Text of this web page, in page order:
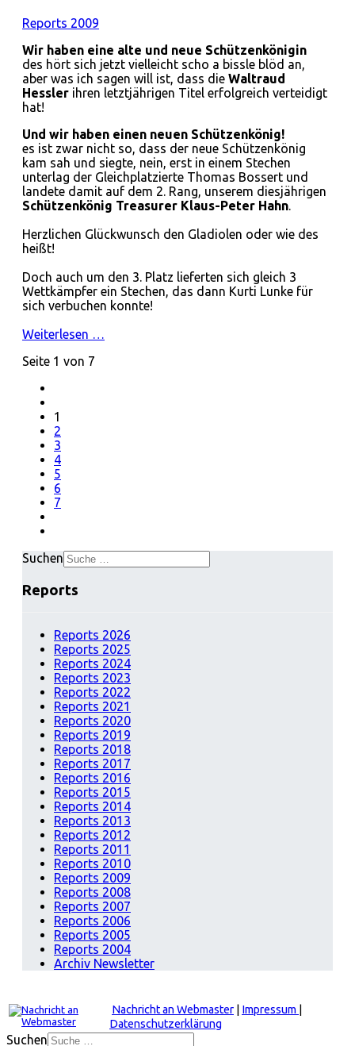
Reports 2009
Wir haben eine alte und neue Schützenkönigin
des hört sich jetzt vielleicht scho a bissle blöd an,
aber was ich sagen will ist, dass die Waltraud
Hessler ihren letztjährigen Titel erfolgreich verteidigt
hat!
Und wir haben einen neuen Schützenkönig!
es ist zwar nicht so, dass der neue Schützenkönig
kam sah und siegte, nein, erst in einem Stechen
unterlag der Gleichplatzierte Thomas Bossert und
landete damit auf dem 2. Rang, unserem diesjährigen
Schützenkönig Treasurer Klaus-Peter Hahn
Herzlichen Glückwunsch den Gladiolen oder wie des
heißt!
Doch auch um den 3. Platz lieferten sich gleich 3
Wettkämpfer ein Stechen, das dann Kurti Lunke für
sich verbuchen konnte!
Weiterlesen …
Seite 1 von 7
1
2
3
4
5
6
7
Suchen
Reports
Reports 2026
Reports 2025
Reports 2024
Reports 2023
Reports 2022
Reports 2021
Reports 2020
Reports 2019
Reports 2018
Reports 2017
Reports 2016
Reports 2015
Reports 2014
Reports 2013
Reports 2012
Reports 2011
Reports 2010
Reports 2009
Reports 2008
Reports 2007
Reports 2006
Reports 2005
Reports 2004
Archiv Newsletter
Nachricht an Webmaster Impressum
Datenschutzerklärung
Suchen